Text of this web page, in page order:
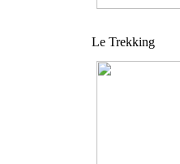
Le Trekking